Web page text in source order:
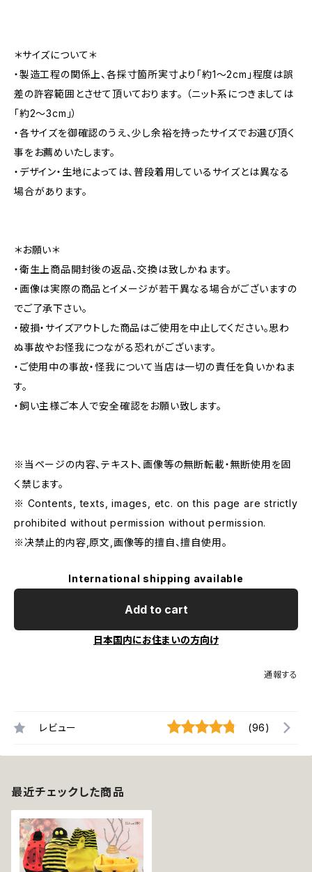
＊サイズについて＊
・製造工程の関係上、各採寸箇所実寸より「約1～2cm」程度は誤
差の許容範囲とさせて頂いております。 （ニット系につきましては
「約2～3cm」）
・各サイズを御確認のうえ、少し余裕を持ったサイズでお選び頂く
事をお薦めいたします。
・デザイン・生地によっては、普段着用しているサイズとは異なる
場合があります。
＊お願い＊
・衛生上商品開封後の返品、交換は致しかねます。
・画像は実際の商品とイメージが若干異なる場合がございますの
でご了承下さい。
・破損・サイズアウトした商品はご使用を中止してください。思わ
ぬ事故やお怪我につながる恐れがございます。
・ご使用中の事故・怪我について当店は一切の責任を負いかねま
す。
・飼い主様ご本人で安全確認をお願い致します。
※当ページの内容、テキスト、画像等の無断転載・無断使用を固
く禁じます。
※ Contents, texts, images, etc. on this page are strictly
prohibited without permission without permission.
※决禁止的内容,原文,画像等的擅自、擅自使用。
International shipping available
Add to cart
日本国内にお住まいの方向け
通報する
レビュー (96)
最近チェックした商品